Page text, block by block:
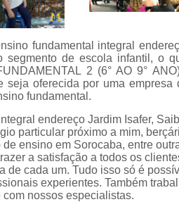
fundamental integral
segmento de escola infantil, o
2 (6° AO 9°
seja oferecida por uma
fundamental.
endereço Jardim Isafer,
particular próximo a mim,
ensino em Sorocaba, entre
a satisfação a todos os
de cada um. Tudo isso só é
experientes. Também
nossos especialistas.